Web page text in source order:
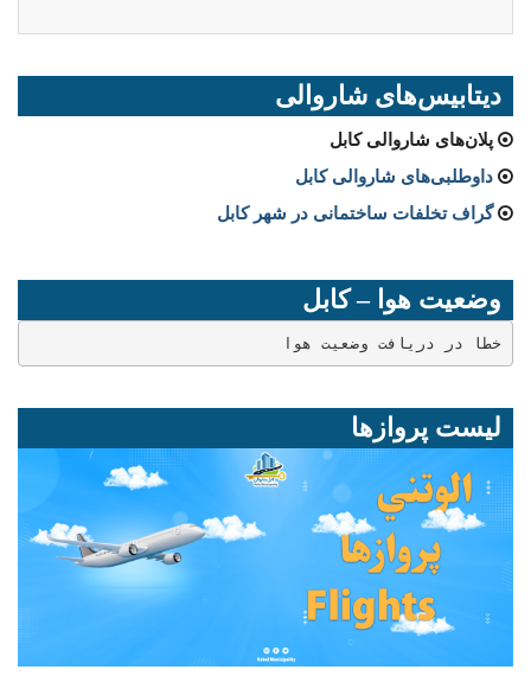
دیتابیس‌های شاروالی
پلان‌های شاروالی کابل
داوطلبی‌های شاروالی کابل
گراف تخلفات ساختمانی در شهر کابل
وضعیت هوا – کابل
خطا در دریافت وضعیت هوا
لیست پروازها